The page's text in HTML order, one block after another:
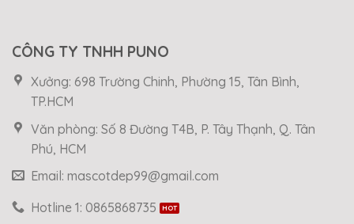
CÔNG TY TNHH PUNO
Xưởng: 698 Trường Chinh, Phường 15, Tân Bình,
TP.HCM
Văn phòng: Số 8 Đường T4B, P. Tây Thạnh, Q. Tân
Phú, HCM
Email: mascotdep99@gmail.com
Hotline 1: 0865868735